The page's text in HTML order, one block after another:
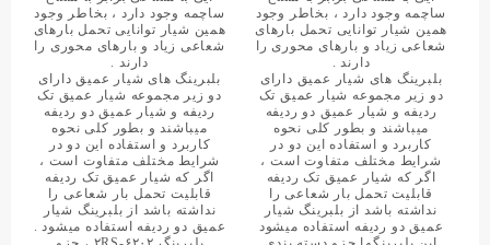
ساچمه وجود دارد ، بخاطر وجود
همین شیار توانایی تحمل بارهای
شعاعی زیاد و بارهای محوری را
دارند .
بلبرینگ های شیار عمیق دارای
دو زیر مجموعه شیار عمیق تک
ردیفه و شیار عمیق دو ردیفه
میباشند و بطور کلی نحوه
کاربرد و استفاده این دو در
شرایط مختلف متفاوت است ،
اگر که شیار عمیق تک ردیفه
قابلیت تحمل بار شعاعی را
نداشته باشد از بلبرینگ شیار
عمیق دو ردیفه استفاده میشود .
ساچمه وجود دارد ، بخاطر وجود
همین شیار توانایی تحمل بارهای
شعاعی زیاد و بارهای محوری را
دارند .
بلبرینگ های شیار عمیق دارای
دو زیر مجموعه شیار عمیق تک
ردیفه و شیار عمیق دو ردیفه
میباشند و بطور کلی نحوه
کاربرد و استفاده این دو در
شرایط مختلف متفاوت است ،
اگر که شیار عمیق تک ردیفه
قابلیت تحمل بار شعاعی را
نداشته باشد از بلبرینگ شیار
عمیق دو ردیفه استفاده میشود